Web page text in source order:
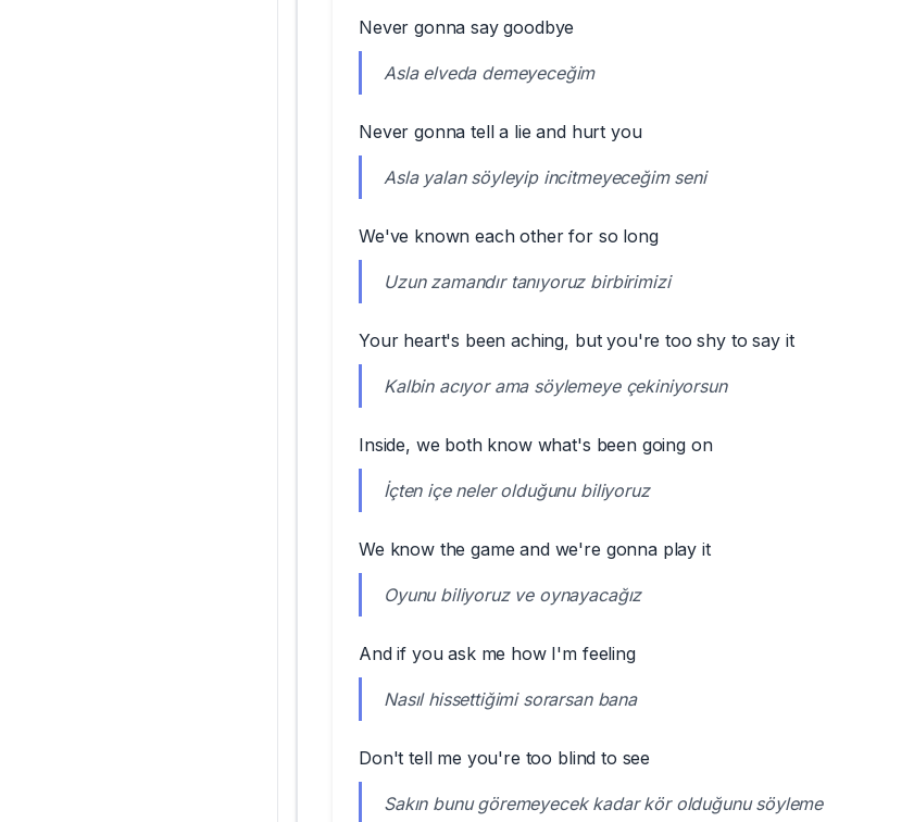
Never gonna say goodbye
Asla elveda demeyeceğim
Never gonna tell a lie and hurt you
Asla yalan söyleyip incitmeyeceğim seni
We've known each other for so long
Uzun zamandır tanıyoruz birbirimizi
Your heart's been aching, but you're too shy to say it
Kalbin acıyor ama söylemeye çekiniyorsun
Inside, we both know what's been going on
İçten içe neler olduğunu biliyoruz
We know the game and we're gonna play it
Oyunu biliyoruz ve oynayacağız
And if you ask me how I'm feeling
Nasıl hissettiğimi sorarsan bana
Don't tell me you're too blind to see
Sakın bunu göremeyecek kadar kör olduğunu söyleme